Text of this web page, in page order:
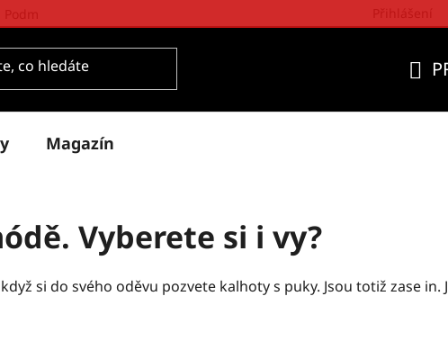
Magazín
Vyberete si i vy?
si do svého oděvu pozvete kalhoty s puky. Jsou totiž zase in.